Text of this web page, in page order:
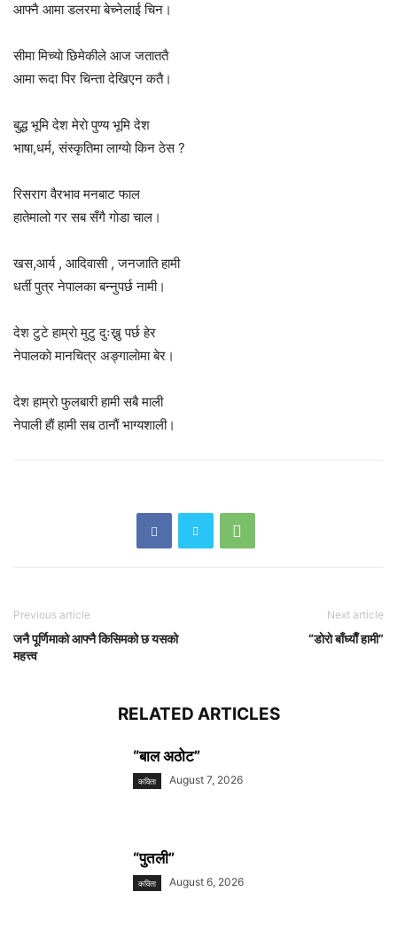
आफ्नै आमा डलरमा बेच्नेलाई चिन।
सीमा मिच्याे छिमेकीले आज जताततै
आमा रूदा पिर चिन्ता देखिएन कतै।
बुद्ध भूमि देश मेराे पुण्य भूमि देश
भाषा,धर्म, संस्कृतिमा लाग्याे किन ठेस ?
रिसराग वैरभाव मनबाट फाल
हातेमालो गर सब सँगै गाेडा चाल।
खस,आर्य , आदिवासी , जनजाति हामी
धर्ती पुत्र नेपालका बन्नुपर्छ नामी।
देश टुटे हाम्राे मुटु दुःख्नु पर्छ हेर
नेपालकाे मानचित्र अङ्गालाेमा बेर।
देश हाम्राे फुलबारी हामी सबै माली
नेपाली हाैं हामी सब ठानाैं भाग्यशाली।
Previous article
जनै पूर्णिमाको आफ्नै किसिमको छ यसको
महत्त्व
Next article
“डाेराे बाँध्याैँ हामी”
RELATED ARTICLES
“बाल अठोट”
कविता August 7, 2026
“पुतली”
कविता August 6, 2026